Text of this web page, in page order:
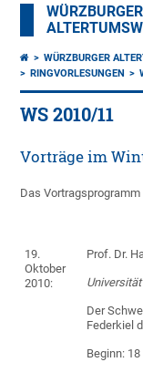
WÜRZBURGER
WÜRZBURGER
RINGVORLESUNGEN
WS 2010/11
Vorträge im
Das
19.
Oktober
2010:
Prof. Dr.
Der
Federkiel
Beginn: 18